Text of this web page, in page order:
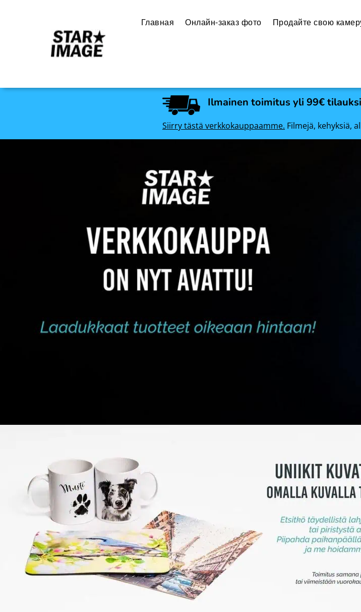
Главная Онлайн-заказ фото Продайте свою
Ilmainen toimitus yli 99€
Siirry tästä verkkokauppaamme. Filmejä, kehyksiä,